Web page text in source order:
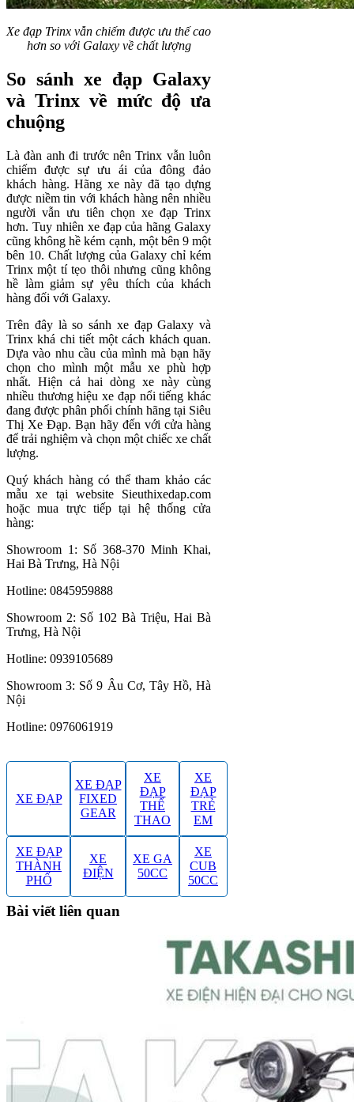
Xe đạp Trinx vẫn chiếm được ưu thế cao
hơn so với Galaxy về chất lượng
So sánh xe đạp Galaxy
và Trinx về mức độ ưa
chuộng
Là đàn anh đi trước nên Trinx vẫn luôn
chiếm được sự ưu ái của đông đảo
khách hàng. Hãng xe này đã tạo dựng
được niềm tin với khách hàng nên nhiều
người vẫn ưu tiên chọn xe đạp Trinx
hơn. Tuy nhiên xe đạp của hãng Galaxy
cũng không hề kém cạnh, một bên 9 một
bên 10. Chất lượng của Galaxy chỉ kém
Trinx một tí tẹo thôi nhưng cũng không
hề làm giảm sự yêu thích của khách
hàng đối với Galaxy.
Trên đây là so sánh xe đạp Galaxy và
Trinx khá chi tiết một cách khách quan.
Dựa vào nhu cầu của mình mà bạn hãy
chọn cho mình một mẫu xe phù hợp
nhất. Hiện cả hai dòng xe này cùng
nhiều thương hiệu xe đạp nổi tiếng khác
đang được phân phối chính hãng tại Siêu
Thị Xe Đạp. Bạn hãy đến với cửa hàng
để trải nghiệm và chọn một chiếc xe chất
lượng.
Quý khách hàng có thể tham khảo các
mẫu xe tại website Sieuthixedap.com
hoặc mua trực tiếp tại hệ thống cửa
hàng:
Showroom 1: Số 368-370 Minh Khai,
Hai Bà Trưng, Hà Nội
Hotline: 0845959888
Showroom 2: Số 102 Bà Triệu, Hai Bà
Trưng, Hà Nội
Hotline: 0939105689
Showroom 3: Số 9 Âu Cơ, Tây Hồ, Hà
Nội
Hotline: 0976061919
XE ĐẠP
XE ĐẠP
FIXED
GEAR
XE
ĐẠP
THỂ
THAO
XE
ĐẠP
TRẺ
EM
XE ĐẠP
THÀNH
PHỐ
XE
ĐIỆN
XE GA
50CC
XE
CUB
50CC
Bài viết liên quan